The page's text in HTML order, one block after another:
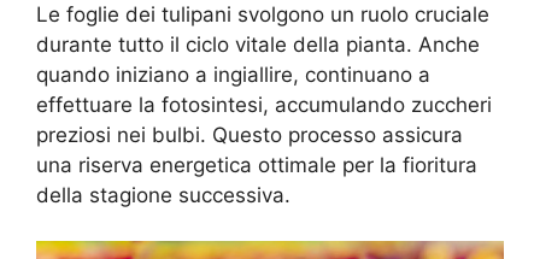
Le foglie dei tulipani svolgono un ruolo cruciale
durante tutto il ciclo vitale della pianta. Anche
quando iniziano a ingiallire, continuano a
effettuare la fotosintesi, accumulando zuccheri
preziosi nei bulbi. Questo processo assicura
una riserva energetica ottimale per la fioritura
della stagione successiva.